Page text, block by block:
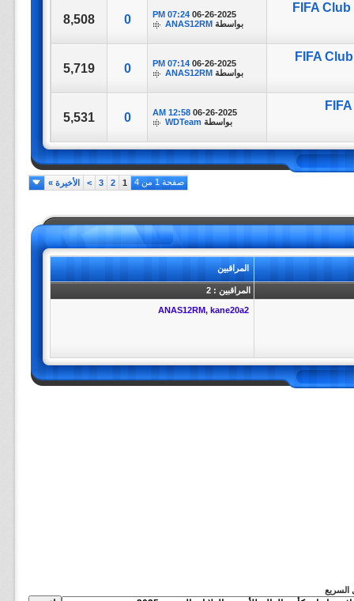
FIFA
06-26-2025
07:24 PM
بواسطة ANAS12RM
0
8,508
FIFA
06-26-2025
07:14 PM
بواسطة ANAS12RM
0
5,719
06-26-2025
12:58 AM
بواسطة WDTeam
0
5,531
صفحة 1 من 4 1
2
3
> الأخيرة »
المراقبين
المراقبين : 2
ANAS12RM, kane20a2
السريع